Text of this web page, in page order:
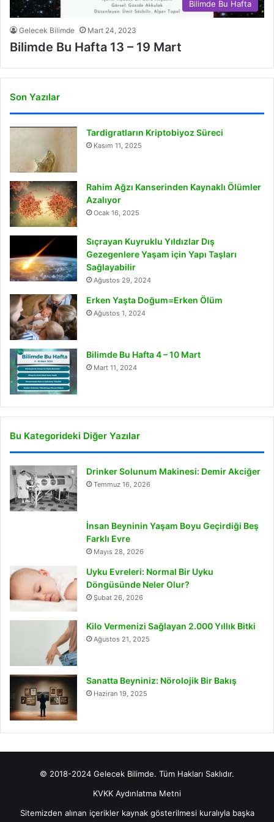
Bilimde Bu Hafta
Gelecek Bilimde Mart 24, 2023
Bilimde Bu Hafta 13 – 19 Mart
Son Yazılar
Tardigratların Kriptobiyoz Süreci
Kasım 11, 2025
Rahim Ağzı Kanserinden Kaynaklı Ölümler
Azalıyor
Ocak 16, 2025
Sıçrayan Kuyruklu Yıldızlar Dış
Gezegenlere Yaşam için Yapı Taşları
Sağlayabilir
Ağustos 29, 2024
Erken Yaşta Doğum=Erken Ölüm
Ağustos 1, 2024
Bilimde Bu Hafta 4 – 10 Mart
Mart 11, 2024
Bu Kategorideki Diğer Yazılar
Drinker Solunum Makinesi: Demir Akciğer
Temmuz 16, 2026
İnsan Beyninin Yaşam Boyu Geçirdiği Beş
Farklı Evre
Mayıs 28, 2026
Uyku Evreleri: Normal Bir Uyku
Döngüsünde Neler Olur?
Şubat 26, 2026
Kilo Vermenizi Sağlayan 2.000 Yıllık Bitki
Ağustos 21, 2025
Sanatta Beyniniz: Nörolojik Bir Bakış
Haziran 19, 2025
© 2018-2024 Gelecek Bilimde. Tüm Hakları Saklıdır.
KVKK Aydınlatma Metni
Sitemizden alınan içerikler kaynak gösterilmesi kuralıyla başka